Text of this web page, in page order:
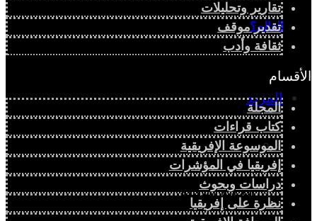
العالم؟
المزيد
إفريقيا في المؤشرات
الحالة الدينية
تقارير وتحليلات
تقدير موقف
ثقافة وأدب
الأقسام
المجلة
كتاب قراءات
الموسوعة الإفريقية
إفريقيا في المؤشرات
دراسات وبحوث
نظرة على إفريقيا